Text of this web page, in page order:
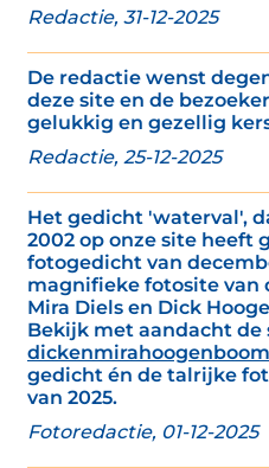
Redactie, 31-12-2025
De redactie wenst
deze site en de
gelukkig en gezellig
Redactie, 25-12-2025
Het gedicht 'waterval',
2002 op onze site heeft
fotogedicht van
magnifieke fotosite van
Mira Diels en Dick
Bekijk met aandacht de
gedicht én de talrijke
van 2025.
Fotoredactie, 01-12-2025